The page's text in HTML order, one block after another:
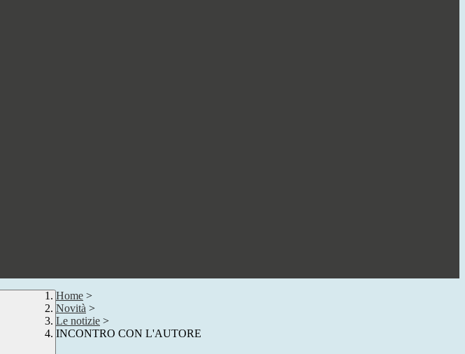
Home >
Novità >
Le notizie >
INCONTRO CON L'AUTORE